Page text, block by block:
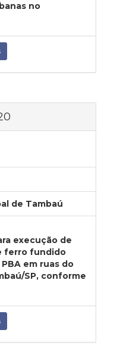
no
de Tambaú
execução de
ferro fundido
em ruas do
SP, conforme